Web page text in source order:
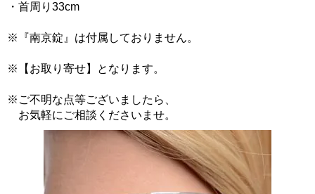
・首周り33cm
※『南京錠』は付属しておりません。
※【お取り寄せ】となります。
※ご不明な点等ございましたら、
お気軽にご相談くださいませ。